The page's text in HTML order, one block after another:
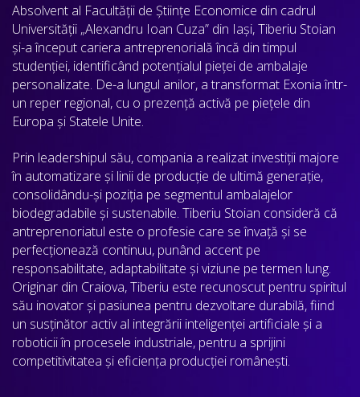
Absolvent al Facultății de Științe Economice din cadrul
Universității „Alexandru Ioan Cuza” din Iași, Tiberiu Stoian
și-a început cariera antreprenorială încă din timpul
studenției, identificând potențialul pieței de ambalaje
personalizate. De-a lungul anilor, a transformat Exonia într-
un reper regional, cu o prezență activă pe piețele din
Europa și Statele Unite.
Prin leadershipul său, compania a realizat investiții majore
în automatizare și linii de producție de ultimă generație,
consolidându-și poziția pe segmentul ambalajelor
biodegradabile și sustenabile. Tiberiu Stoian consideră că
antreprenoriatul este o profesie care se învață și se
perfecționează continuu, punând accent pe
responsabilitate, adaptabilitate și viziune pe termen lung.
Originar din Craiova, Tiberiu este recunoscut pentru spiritul
său inovator și pasiunea pentru dezvoltare durabilă, fiind
un susținător activ al integrării inteligenței artificiale și a
roboticii în procesele industriale, pentru a sprijini
competitivitatea și eficiența producției românești.